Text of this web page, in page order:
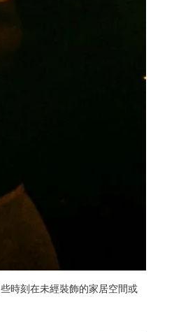
時刻在未經裝飾的家居空間或